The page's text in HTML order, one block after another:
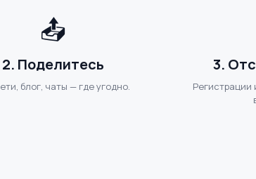
📤
2. Поделитесь
блог, чаты — где угодно.
3.
Регистрации